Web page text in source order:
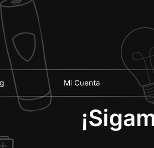
Mi Cuenta